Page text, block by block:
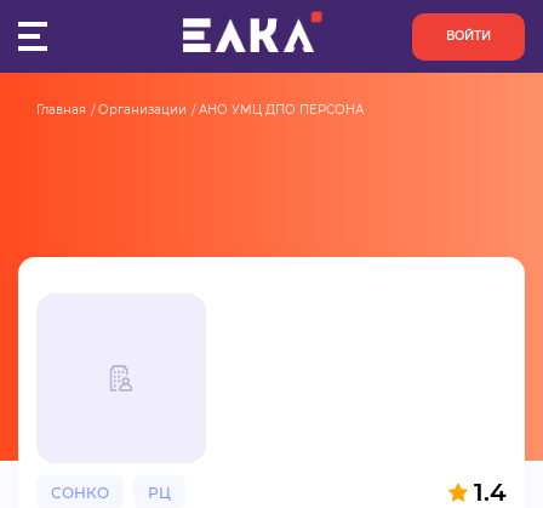
ВОЙТИ
ОРГАНИЗАЦИИ
ПРОЕКТЫ
Главная Организации АНО УМЦ ДПО ПЕРСОНА
СОНКО РЦ 1.4